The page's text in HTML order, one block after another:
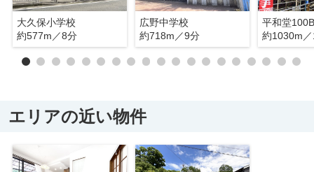
大久保小学校
約577m／8分
広野中学校
約718m／9分
平和堂
約1030m
エリアの近い物件